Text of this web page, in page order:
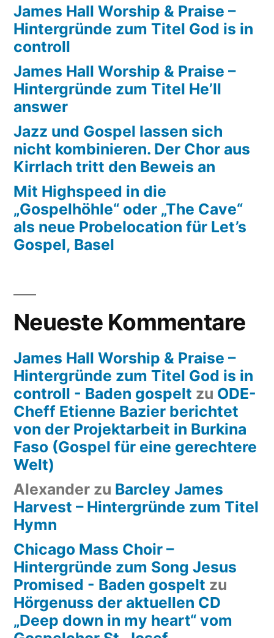
James Hall Worship & Praise –
Hintergründe zum Titel God is in
controll
James Hall Worship & Praise –
Hintergründe zum Titel He’ll
answer
Jazz und Gospel lassen sich
nicht kombinieren. Der Chor aus
Kirrlach tritt den Beweis an
Mit Highspeed in die
„Gospelhöhle“ oder „The Cave“
als neue Probelocation für Let’s
Gospel, Basel
Neueste Kommentare
James Hall Worship & Praise –
Hintergründe zum Titel God is in
controll - Baden gospelt zu ODE-
Cheff Etienne Bazier berichtet
von der Projektarbeit in Burkina
Faso (Gospel für eine gerechtere
Welt)
Alexander zu Barcley James
Harvest – Hintergründe zum Titel
Hymn
Chicago Mass Choir –
Hintergründe zum Song Jesus
Promised - Baden gospelt zu
Hörgenuss der aktuellen CD
„Deep down in my heart“ vom